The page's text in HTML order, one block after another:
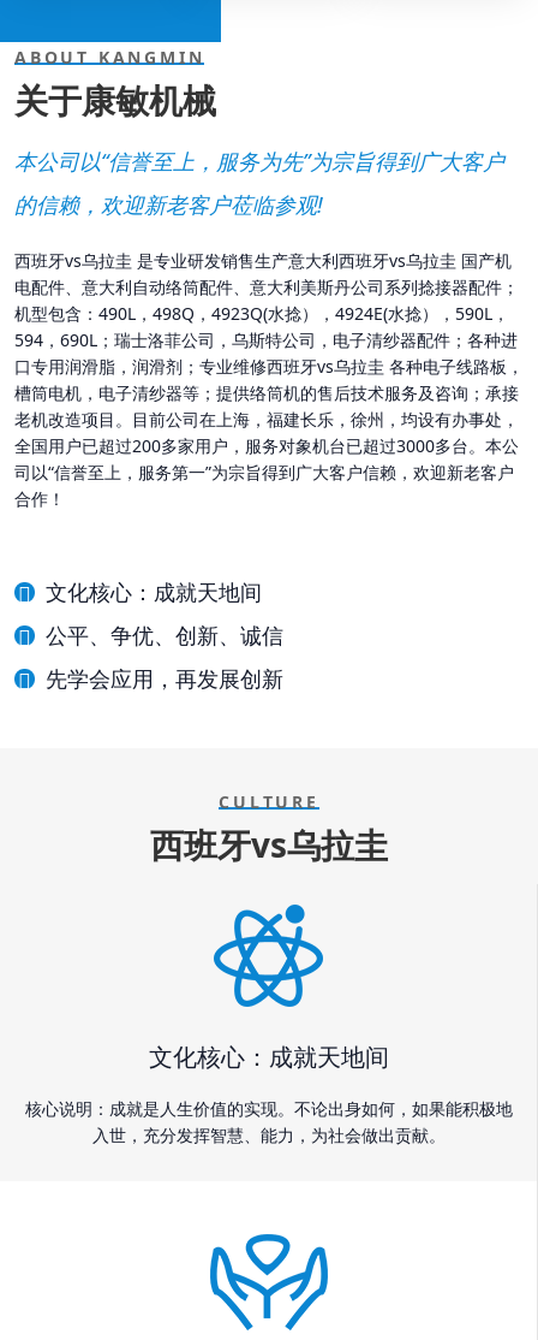
ABOUT KANGMIN
关于康敏机械
本公司以“信誉至上，服务为先”为宗旨得到广大客户
的信赖，欢迎新老客户莅临参观!
西班牙vs乌拉圭 是专业研发销售生产意大利西班牙vs乌拉圭 国产机
电配件、意大利自动络筒配件、意大利美斯丹公司系列捻接器配件；
机型包含：490L，498Q，4923Q(水捻），4924E(水捻），590L，
594，690L；瑞士洛菲公司，乌斯特公司，电子清纱器配件；各种进
口专用润滑脂，润滑剂；专业维修西班牙vs乌拉圭 各种电子线路板，
槽筒电机，电子清纱器等；提供络筒机的售后技术服务及咨询；承接
老机改造项目。目前公司在上海，福建长乐，徐州，均设有办事处，
全国用户已超过200多家用户，服务对象机台已超过3000多台。本公
司以“信誉至上，服务第一”为宗旨得到广大客户信赖，欢迎新老客户
合作！
文化核心：成就天地间
公平、争优、创新、诚信
先学会应用，再发展创新
CULTURE
西班牙vs乌拉圭
文化核心：成就天地间
核心说明：成就是人生价值的实现。不论出身如何，如果能积极地
入世，充分发挥智慧、能力，为社会做出贡献。